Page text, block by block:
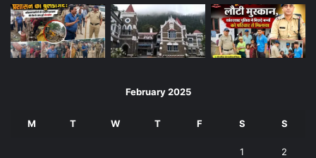
February 2025
M T W T F S S
1 2